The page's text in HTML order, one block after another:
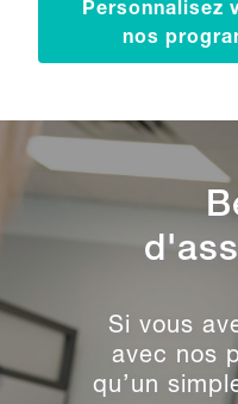
Personnalisez
nos
Si vous
avec nos
qu’un